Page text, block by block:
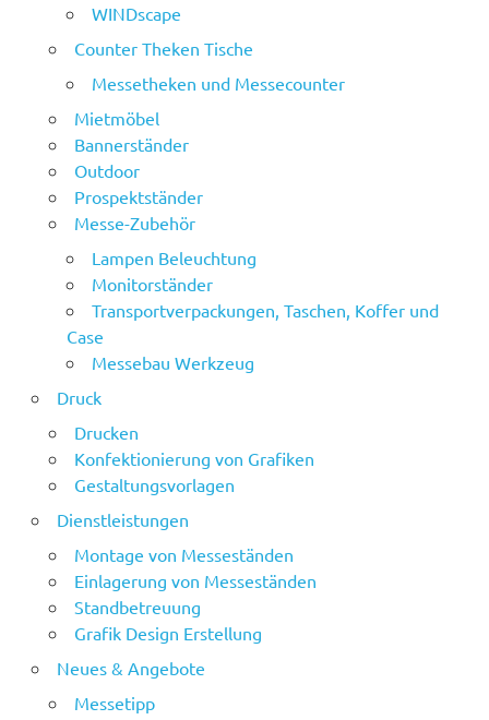
WINDscape
Counter Theken Tische
Messetheken und Messecounter
Mietmöbel
Bannerständer
Outdoor
Prospektständer
Messe-Zubehör
Lampen Beleuchtung
Monitorständer
Transportverpackungen, Taschen, Koffer und
Case
Messebau Werkzeug
Druck
Drucken
Konfektionierung von Grafiken
Gestaltungsvorlagen
Dienstleistungen
Montage von Messeständen
Einlagerung von Messeständen
Standbetreuung
Grafik Design Erstellung
Neues & Angebote
Messetipp